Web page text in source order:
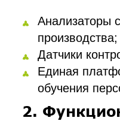
Анализаторы
производства;
Датчики
Единая
обучения
2.